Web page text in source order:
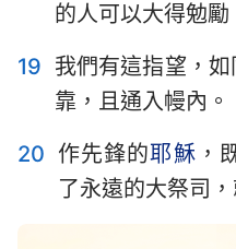
的人可以大得勉勵
19 我們有這指望，
靠，且通入幔內。
20 作先鋒的耶穌 ，
了永遠的大祭司